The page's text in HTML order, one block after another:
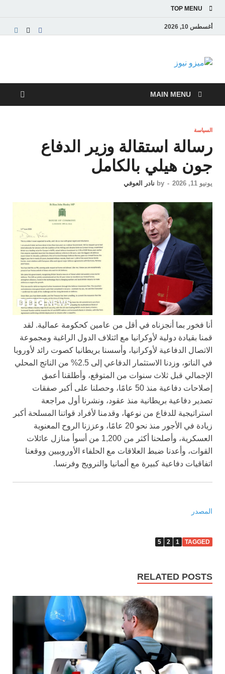
TOP MENU
أغسطس 10, 2026
ميزو نيوز
والاقتصادية
MAIN MENU
السياسة
رسالة استقالة وزير الدفاع
جون هيلي بالكامل
يونيو 11, 2026 -
by نادر العوفي
أنا فخور بما أنجزناه في أقل من عامين كحكومة عمالية. لقد
قمنا بقيادة دولية لأوكرانيا مع ائتلاف الدول الراغبة ومجموعة
الاتصال الدفاعية لأوكرانيا، وأسسنا بريطانيا كصوت رائد لأوروبا
في الناتو، وزدنا الاستثمار الدفاعي إلى 2.5% من الناتج المحلي
الإجمالي قبل ثلاث سنوات من المتوقع، وأطلقنا أعمق
إصلاحات دفاعية منذ 50 عامًا، وحصلنا على أكبر صفقات
تصدير دفاعية بريطانية منذ عقود، ونشرنا أول مراجعة
استراتيجية للدفاع من نوعها، وقدمنا لأفراد قواتنا المسلحة أكبر
زيادة في الأجور منذ نحو 20 عامًا، وعززنا الروح المعنوية
العسكرية، وأصلحنا أكثر من 1,200 من أسوأ منازل عائلات
القوات، وأعدنا ضبط العلاقات مع الحلفاء الأوروبيين ووقعنا
اتفاقيات دفاعية كبيرة مع ألمانيا والنرويج وفرنسا.
المصدر
TAGGED
1
2
5
RELATED POSTS